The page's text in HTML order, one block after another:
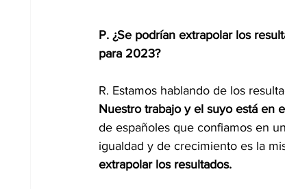
P. ¿Se podrían extrapolar los
para 2023?
R. Estamos hablando de los
Nuestro trabajo y el suyo está en
de españoles que confiamos en
igualdad y de crecimiento es la
extrapolar los resultados.